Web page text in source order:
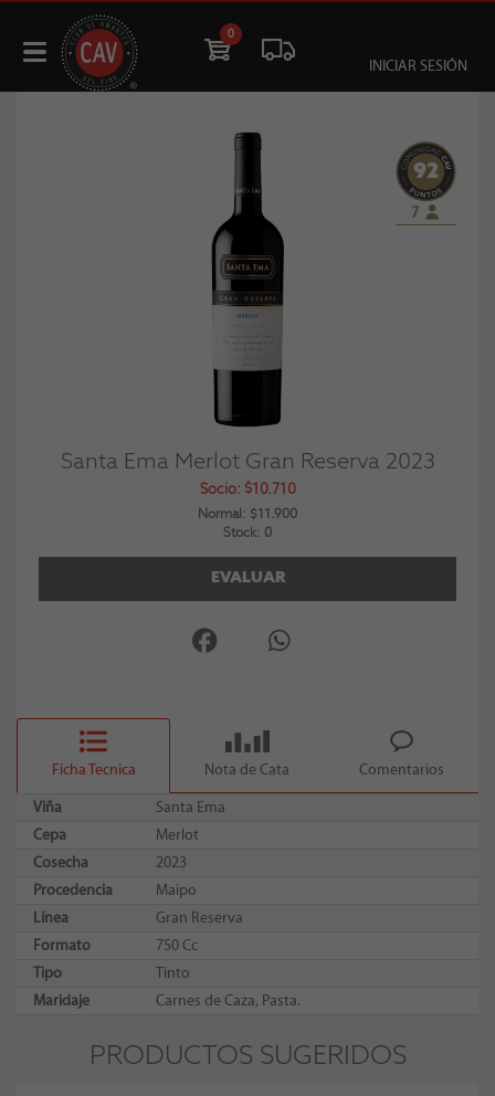
0
INICIAR SESIÓN
92
7
Santa Ema Merlot Gran Reserva 2023
Socio: $10.710
Normal: $11.900
Stock: 0
EVALUAR
Ficha Tecnica Nota de Cata Comentarios
Viña
Santa Ema
Cepa
Merlot
Cosecha
2023
Procedencia
Maipo
Línea
Gran Reserva
Formato
750 Cc
Tipo
Tinto
Maridaje
Carnes de Caza, Pasta.
PRODUCTOS SUGERIDOS